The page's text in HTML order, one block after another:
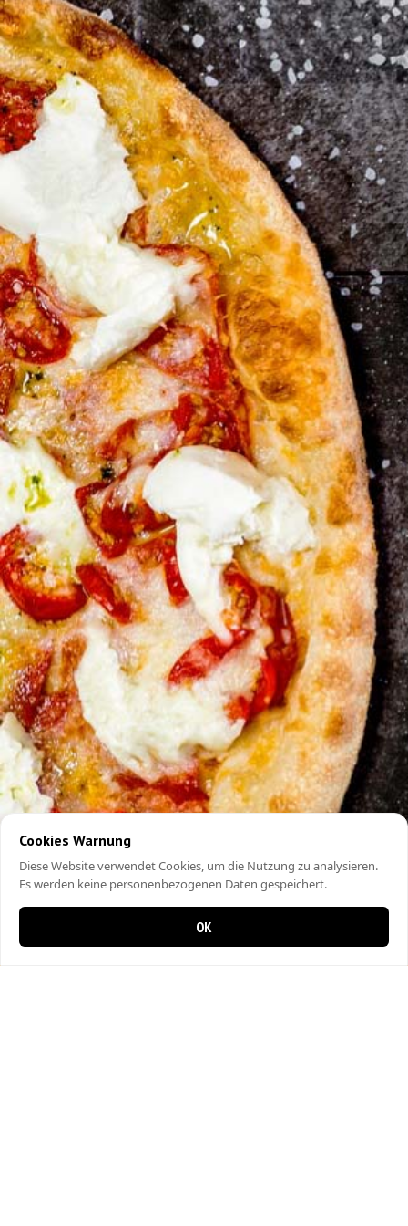
Cookies Warnung
Diese Website verwendet Cookies, um die Nutzung zu analysieren.
Es werden keine personenbezogenen Daten gespeichert.
OK